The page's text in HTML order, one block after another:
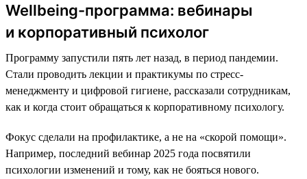
Wellbeing-программа: вебинары
и корпоративный психолог
Программу запустили пять лет назад, в период пандемии.
Стали проводить лекции и практикумы по стресс-
менеджменту и цифровой гигиене, рассказали сотрудникам,
как и когда стоит обращаться к корпоративному психологу.
Фокус сделали на профилактике, а не на «скорой помощи».
Например, последний вебинар 2025 года посвятили
психологии изменений и тому, как не бояться нового.